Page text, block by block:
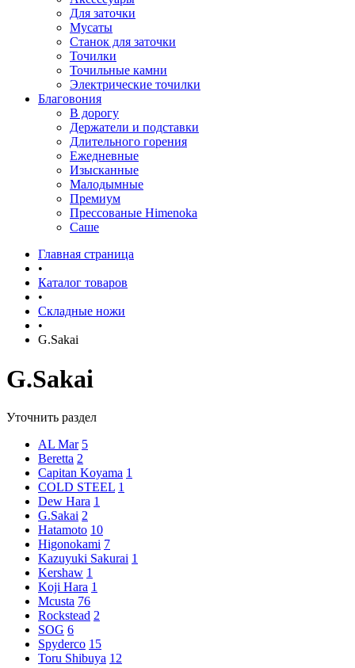
Для заточки
Мусаты
Станок для заточки
Точилки
Точильные камни
Электрические точилки
Благовония
В дорогу
Держатели и подставки
Длительного горения
Ежедневные
Изысканные
Малодымные
Премиум
Прессованые Himenoka
Саше
Главная страница
•
Каталог товаров
•
Складные ножи
•
G.Sakai
G.Sakai
Уточнить раздел
AL Mar 5
Beretta 2
Capitan Koyama 1
COLD STEEL 1
Dew Hara 1
G.Sakai 2
Hatamoto 10
Higonokami 7
Kazuyuki Sakurai 1
Kershaw 1
Koji Hara 1
Mcusta 76
Rockstead 2
SOG 6
Spyderco 15
Toru Shibuya 12